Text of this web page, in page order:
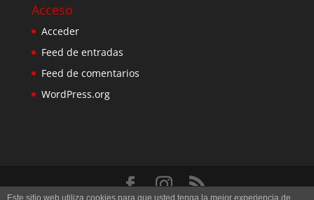
Acceso
Acceder
Feed de entradas
Feed de comentarios
WordPress.org
Este sitio web utiliza cookies para que usted tenga la mejor experiencia de